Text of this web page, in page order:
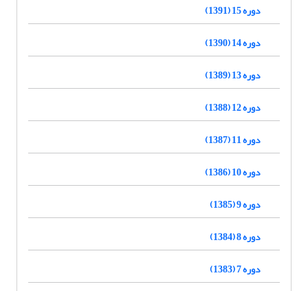
دوره 15 (1391)
دوره 14 (1390)
دوره 13 (1389)
دوره 12 (1388)
دوره 11 (1387)
دوره 10 (1386)
دوره 9 (1385)
دوره 8 (1384)
دوره 7 (1383)